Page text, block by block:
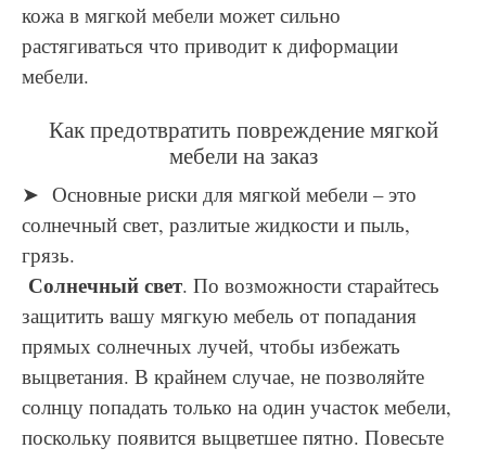
кожа в мягкой мебели может сильно
растягиваться что приводит к диформации
мебели.
Как предотвратить повреждение мягкой
мебели на заказ
➤ Основные риски для мягкой мебели – это
солнечный свет, разлитые жидкости и пыль,
грязь.
Солнечный свет. По возможности старайтесь
защитить вашу мягкую мебель от попадания
прямых солнечных лучей, чтобы избежать
выцветания. В крайнем случае, не позволяйте
солнцу попадать только на один участок мебели,
поскольку появится выцветшее пятно. Повесьте